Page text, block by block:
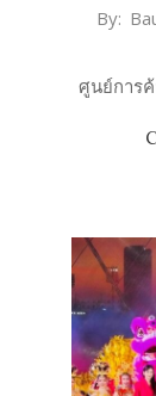
2026-
24
By:
ศูนย์การ